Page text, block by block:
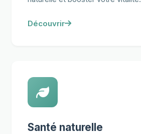
Découvrir
Santé naturelle